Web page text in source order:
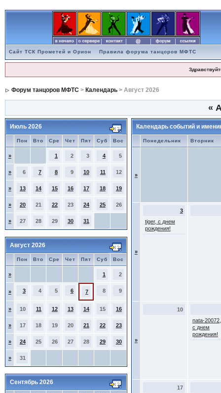
Сайт ТСК Прометей и Орион Правила форума танцоров МФТС
Форум танцоров МФТС> Календарь> Август 2026
«
Июль 2026
Пон Вто Сре Чет Пят Суб Вос
» 1 2 3 4 5
» 6 7 8 9 10 11 12
» 13 14 15 16 17 18 19
» 20 21 22 23 24 25 26
» 27 28 29 30 31
Август 2026
Пон Вто Сре Чет Пят Суб Вос
» 1 2
» 3 4 5 6 7 8 9
» 10 11 12 13 14 15 16
» 17 18 19 20 21 22 23
» 24 25 26 27 28 29 30
» 31
Сентябрь 2026
Календарь событий и
Понедельник Вторник
»
»
3
tiger, с днем
рождения!
»
10
nata-20072,
с днем
рождения!
17